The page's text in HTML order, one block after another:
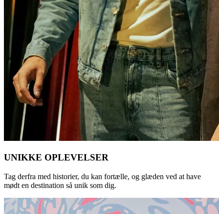
UNIKKE OPLEVELSER
Tag derfra med historier, du kan fortælle, og glæden ved at have
mødt en destination så unik som dig.